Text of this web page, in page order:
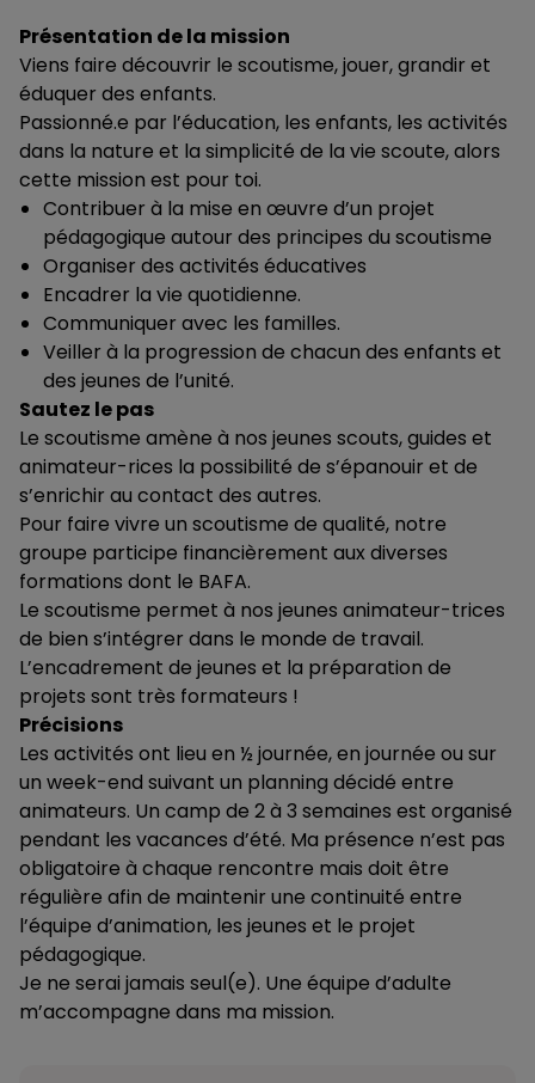
Présentation de la mission
Viens faire découvrir le scoutisme, jouer, grandir et
éduquer des enfants.
Passionné.e par l’éducation, les enfants, les activités
dans la nature et la simplicité de la vie scoute, alors
cette mission est pour toi.
Contribuer à la mise en œuvre d’un projet
pédagogique autour des principes du scoutisme
Organiser des activités éducatives
Encadrer la vie quotidienne.
Communiquer avec les familles.
Veiller à la progression de chacun des enfants et
des jeunes de l’unité.
Sautez le pas
Le scoutisme amène à nos jeunes scouts, guides et
animateur-rices la possibilité de s’épanouir et de
s’enrichir au contact des autres.
Pour faire vivre un scoutisme de qualité, notre
groupe participe financièrement aux diverses
formations dont le BAFA.
Le scoutisme permet à nos jeunes animateur-trices
de bien s’intégrer dans le monde de travail.
L’encadrement de jeunes et la préparation de
projets sont très formateurs !
Précisions
Les activités ont lieu en ½ journée, en journée ou sur
un week-end suivant un planning décidé entre
animateurs. Un camp de 2 à 3 semaines est organisé
pendant les vacances d’été. Ma présence n’est pas
obligatoire à chaque rencontre mais doit être
régulière afin de maintenir une continuité entre
l’équipe d’animation, les jeunes et le projet
pédagogique.
Je ne serai jamais seul(e). Une équipe d’adulte
m’accompagne dans ma mission.